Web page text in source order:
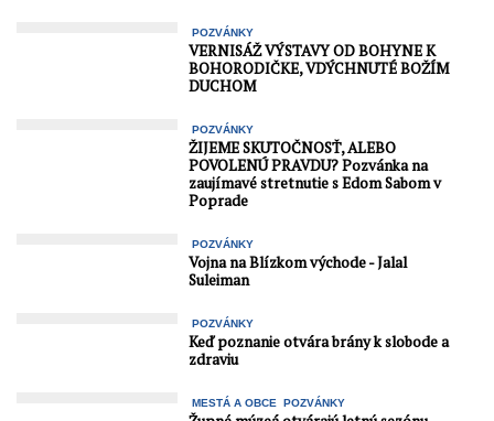
POZVÁNKY
VERNISÁŽ VÝSTAVY OD BOHYNE K
BOHORODIČKE, VDÝCHNUTÉ BOŽÍM
DUCHOM
POZVÁNKY
ŽIJEME SKUTOČNOSŤ, ALEBO
POVOLENÚ PRAVDU? Pozvánka na
zaujímavé stretnutie s Edom Sabom v
Poprade
POZVÁNKY
Vojna na Blízkom východe - Jalal
Suleiman
POZVÁNKY
Keď poznanie otvára brány k slobode a
zdraviu
MESTÁ A OBCE POZVÁNKY